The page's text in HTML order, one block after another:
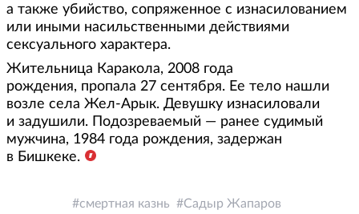
а также убийство, сопряженное с изнасилованием
или иными насильственными действиями
сексуального характера.
Жительница Каракола, 2008 года
рождения, пропала 27 сентября. Ее тело нашли
возле села Жел-Арык. Девушку изнасиловали
и задушили. Подозреваемый — ранее судимый
мужчина, 1984 года рождения, задержан
в Бишкеке.
смертная казнь Садыр Жапаров